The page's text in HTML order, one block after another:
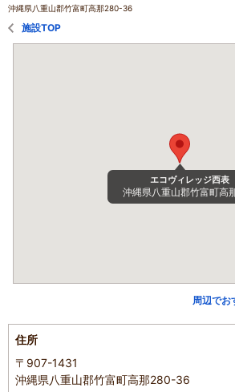
沖縄県八重山郡竹富町高那280-36
施設TOP
エコヴィレッジ西表
沖縄県八重山郡竹富町高
周辺でお
住所
〒907-1431
沖縄県八重山郡竹富町高那280-36